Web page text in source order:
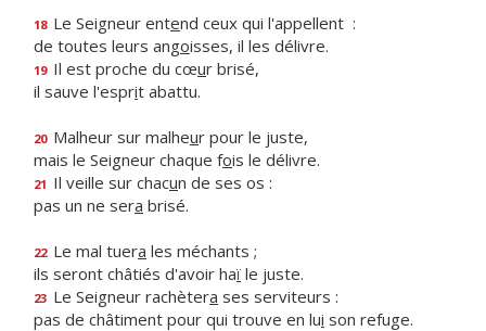
18 Le Seigneur entend ceux qui l'appellent :
de toutes leurs angoisses, il les délivre.
19 Il est proche du cœur brisé,
il sauve l'esprit abattu.
20 Malheur sur malheur pour le juste,
mais le Seigneur chaque fois le délivre.
21 Il veille sur chacun de ses os :
pas un ne sera brisé.
22 Le mal tuera les méchants ;
ils seront châtiés d'avoir haï le juste.
23 Le Seigneur rachètera ses serviteurs :
pas de châtiment pour qui trouve en lui son refuge.